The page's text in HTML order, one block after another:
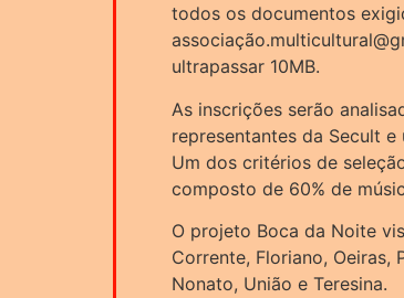
todos os documentos
ultrapassar 10MB.
As inscrições serão
representantes da Secult
Um dos critérios de
composto de 60% de
O projeto Boca da Noite
Corrente, Floriano, Oeiras,
Nonato, União e Teresina.